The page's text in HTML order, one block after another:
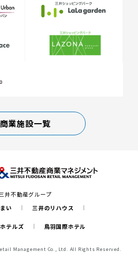
商業施設一覧
井不動産グループ
い
三井のリハウス
テルズ 鳥羽国際ホテル
Management Co., Ltd. All Rights Reserved.